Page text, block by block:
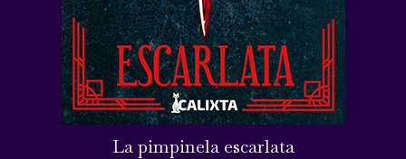
La pimpinela escarlata